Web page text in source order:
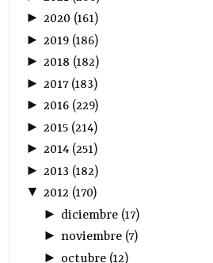
►2020 (161)
► 2019 (186)
►2018 (182)
► 2017(183)
►2016 (229)
► 2015 (214)
►2014 (251)
► 2013 (182)
▼2012 (170)
► diciembre(17)
► noviembre(7)
► octubre(12)